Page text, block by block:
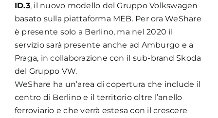
ID.3, il nuovo modello del Gruppo Volkswagen
basato sulla piattaforma MEB. Per ora WeShare
è presente solo a Berlino, ma nel 2020 il
servizio sarà presente anche ad Amburgo e a
Praga, in collaborazione con il sub-brand Skoda
del Gruppo VW.
WeShare ha un’area di copertura che include il
centro di Berlino e il territorio oltre l’anello
ferroviario e che verrà estesa con il crescere